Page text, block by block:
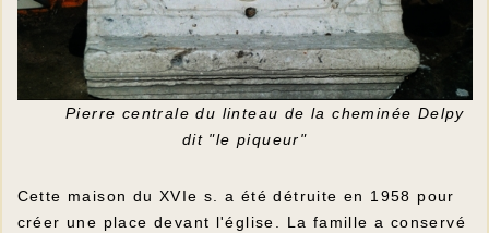
Pierre centrale du linteau de la cheminée Delpy
dit "le piqueur"
Cette maison du XVIe s. a été détruite en 1958 pour
créer une place devant l'église. La famille a conservé